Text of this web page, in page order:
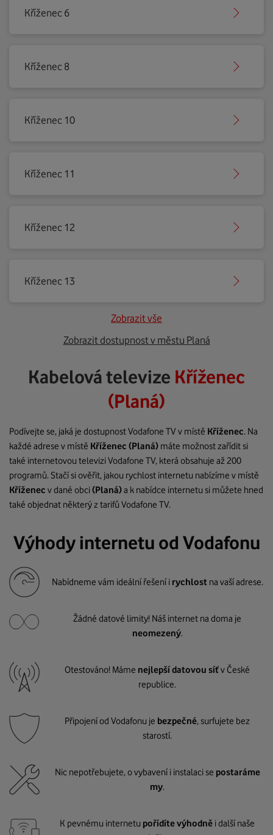
Kříženec 6
Kříženec 8
Kříženec 10
Kříženec 11
Kříženec 12
Kříženec 13
Zobrazit vše
Zobrazit dostupnost v městu Planá
Kabelová televize Kříženec
(Planá)
Podívejte se, jaká je dostupnost Vodafone TV v místě Kříženec. Na
každé adrese v místě Kříženec (Planá) máte možnost zařídit si
také internetovou televizi Vodafone TV, která obsahuje až 200
programů. Stačí si ověřit, jakou rychlost internetu nabízíme v místě
Kříženec v dané obci(Planá)a k nabídce internetu si můžete hned
také objednat některý z tarifů Vodafone TV.
Výhody internetu od Vodafonu
Nabídneme vám ideální řešení i rychlost na vaší adrese.
Žádné datové limity! Náš internet na doma je
neomezený.
Otestováno! Máme nejlepší datovou síťv České
republice.
Připojení od Vodafonu je bezpečné, surfujete bez
starostí.
Nic nepotřebujete, o vybavení i instalaci se postaráme
my.
K pevnému internetu pořídíte výhodně i další naše